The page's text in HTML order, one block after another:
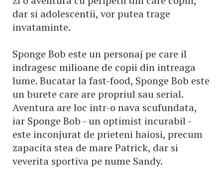
dar si adolescentii, vor putea trage
invataminte.
Sponge Bob este un personaj pe care il
indragesc milioane de copii din intreaga
lume. Bucatar la fast-food, Sponge Bob este
un burete care are propriul sau serial.
Aventura are loc intr-o nava scufundata,
iar Sponge Bob - un optimist incurabil -
este inconjurat de prieteni haiosi, precum
zapacita stea de mare Patrick, dar si
veverita sportiva pe nume Sandy.